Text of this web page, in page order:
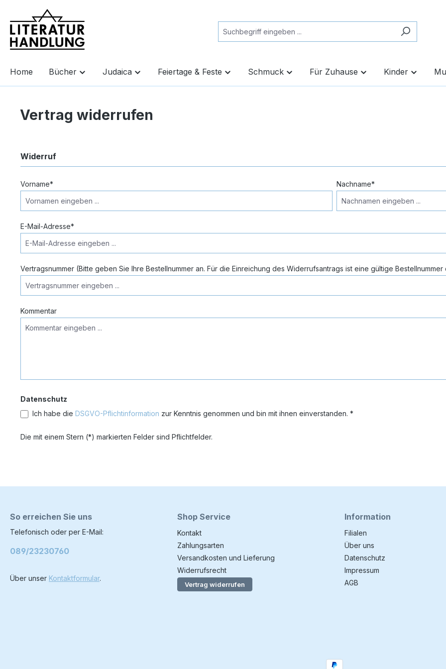
Zur Hauptnavigation springen
Home Bücher Judaica Feiertage & Feste Schmuck Für Zuhause Kinder
Vertrag widerrufen
Widerruf
Vorname* Nachname*
E-Mail-Adresse*
Vertragsnummer (Bitte geben Sie Ihre Bestellnummer an. Für die Einreichung des Widerrufsantrags ist eine gültige
Kommentar
Datenschutz
Ich habe die DSGVO-Pflichtinformation zur Kenntnis genommen und bin mit ihnen einverstanden. *
Die mit einem Stern (*) markierten Felder sind Pflichtfelder.
So erreichen Sie uns
Telefonisch oder per E-Mail:
089/23230760
Über unser Kontaktformular.
Shop Service
Kontakt
Zahlungsarten
Versandkosten und Lieferung
Widerrufsrecht
Vertrag widerrufen
Information
Filialen
Über uns
Datenschutz
Impressum
AGB